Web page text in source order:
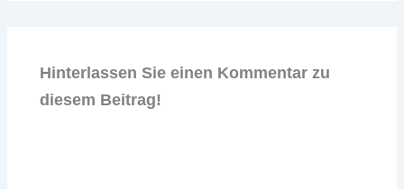
Hinterlassen Sie einen Kommentar zu
diesem Beitrag!